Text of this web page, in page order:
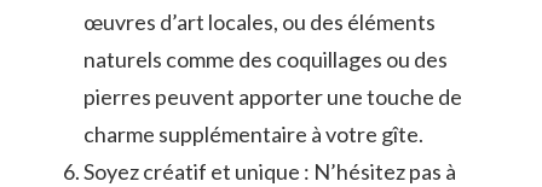
œuvres d’art locales, ou des éléments
naturels comme des coquillages ou​ des
pierres peuvent apporter une touche de
⁤charme supplémentaire à⁢ votre​ gîte.
Soyez créatif⁣ et unique‌ : N’hésitez pas à